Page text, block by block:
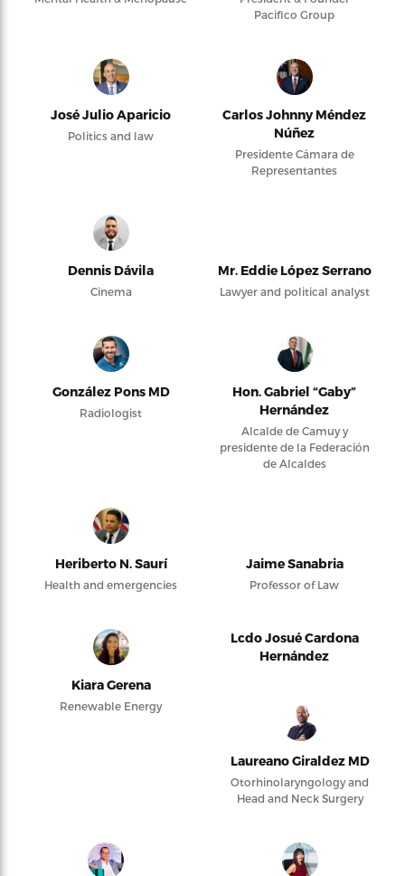
Pacifico Group
José Julio Aparicio
Politics and law
Carlos Johnny Méndez
Núñez
Presidente Cámara de
Representantes
Dennis Dávila
Cinema
Mr. Eddie López Serrano
Lawyer and political analyst
González Pons MD
Radiologist
Hon. Gabriel “Gaby”
Hernández
Alcalde de Camuy y
presidente de la Federación
de Alcaldes
Heriberto N. Saurí
Health and emergencies
Jaime Sanabria
Professor of Law
Kiara Gerena
Renewable Energy
Lcdo Josué Cardona
Hernández
Laureano Giraldez MD
Otorhinolaryngology and
Head and Neck Surgery